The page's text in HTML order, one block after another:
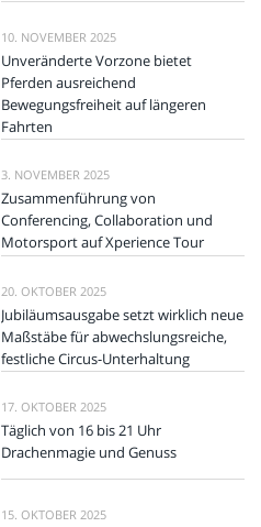
10. NOVEMBER 2025
Unveränderte Vorzone bietet
Pferden ausreichend
Bewegungsfreiheit auf längeren
Fahrten
3. NOVEMBER 2025
Zusammenführung von
Conferencing, Collaboration und
Motorsport auf Xperience Tour
20. OKTOBER 2025
Jubiläumsausgabe setzt wirklich neue
Maßstäbe für abwechslungsreiche,
festliche Circus-Unterhaltung
17. OKTOBER 2025
Täglich von 16 bis 21 Uhr
Drachenmagie und Genuss
15. OKTOBER 2025